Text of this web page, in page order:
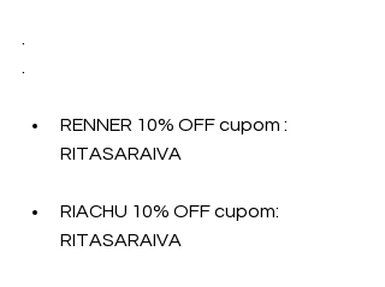
RENNER 10% OFF cupom :
RITASARAIVA
RIACHU 10% OFF cupom:
RITASARAIVA